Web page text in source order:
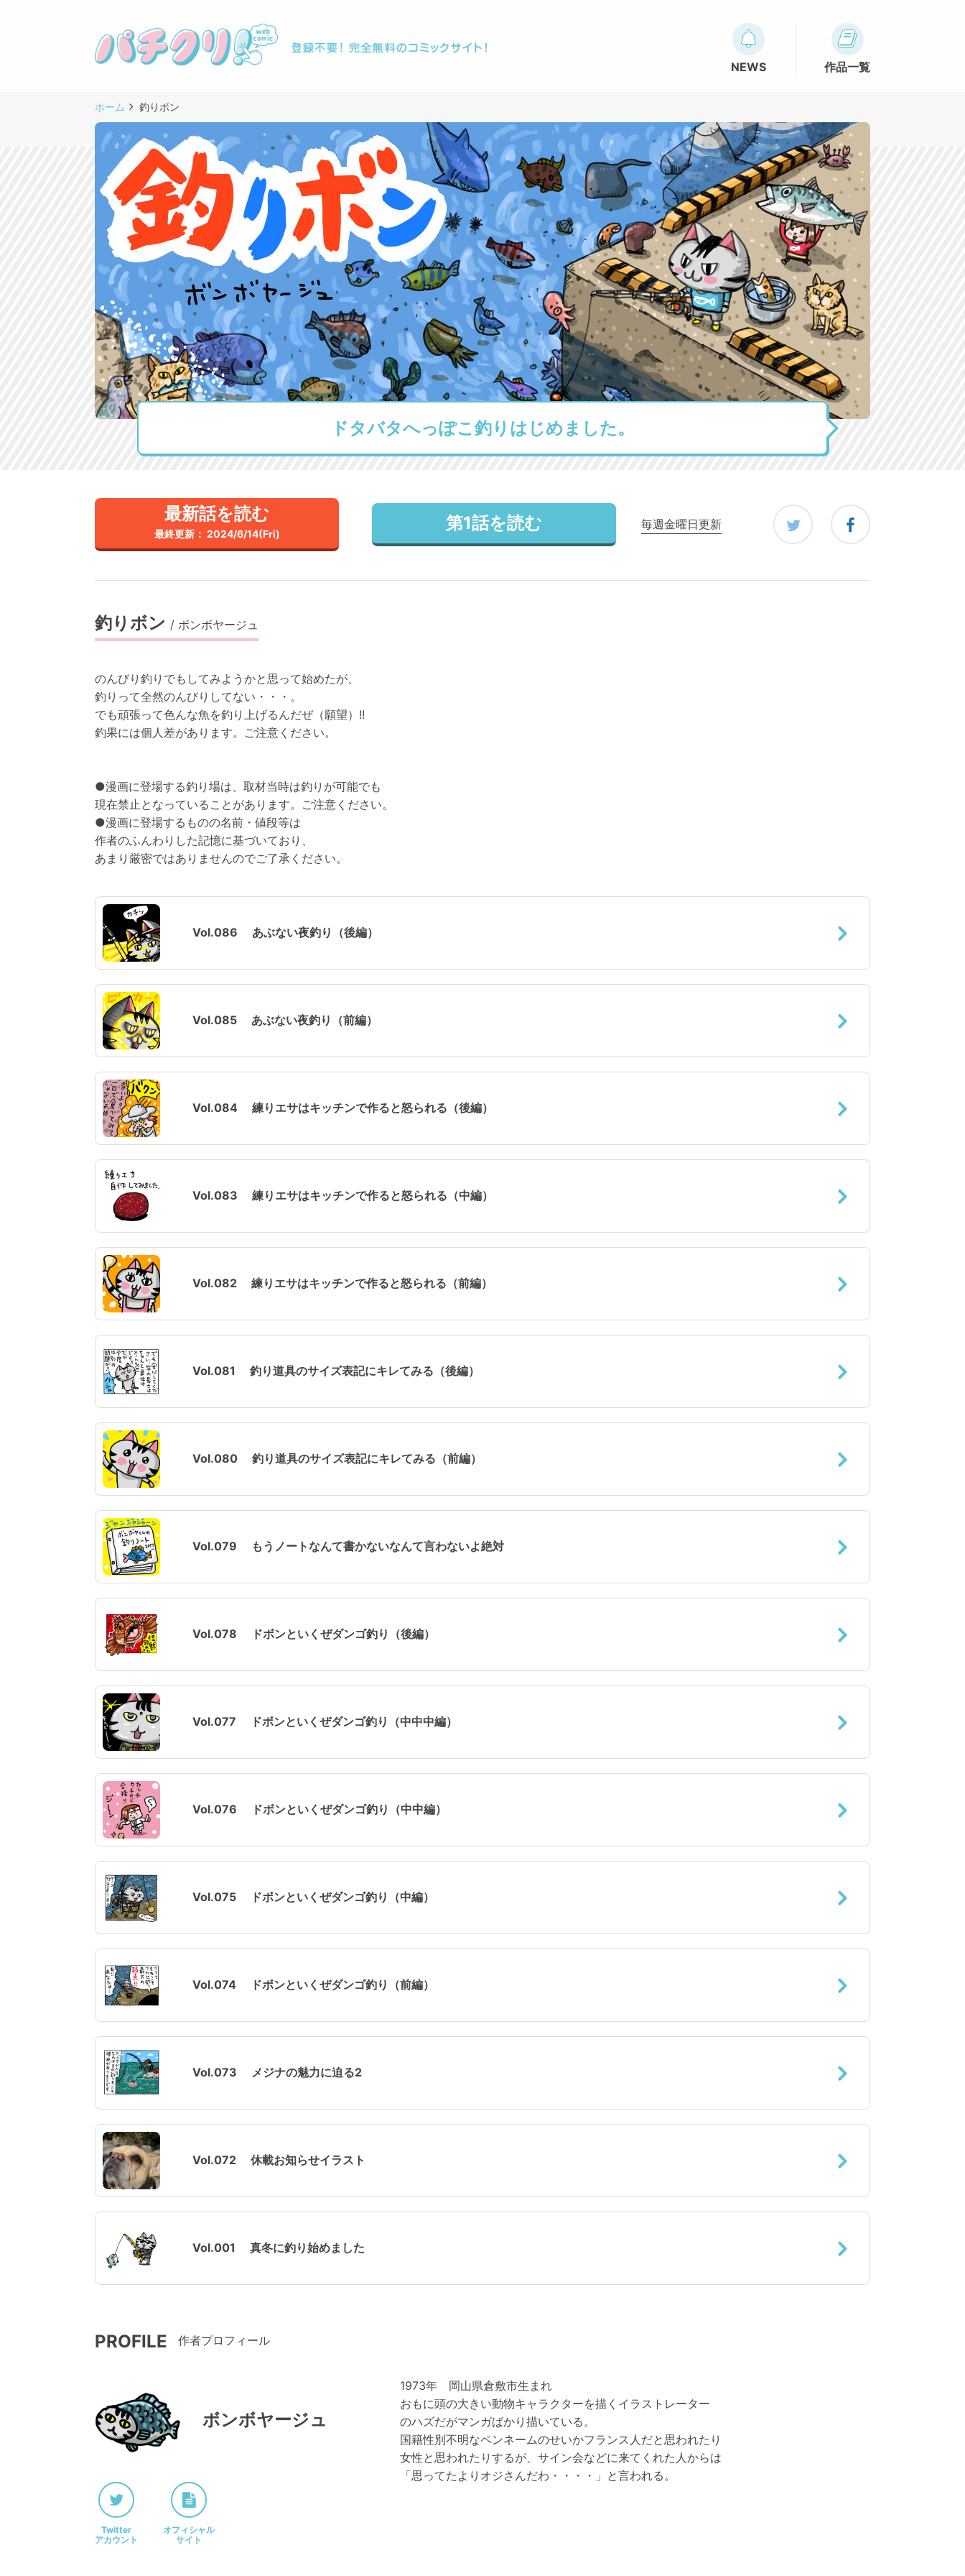
NEWS 作品一覧
ホーム 釣りボン
ドタバタへっぽこ釣りはじめました。
最新話を読む
最終更新： 2024/6/14(Fri)
第1話を読む 毎週金曜日更新
釣りボン / ボンボヤージュ
のんびり釣りでもしてみようかと思って始めたが、
釣りって全然のんびりしてない・・・。
でも頑張って色んな魚を釣り上げるんだぜ（願望）!!
釣果には個人差があります。ご注意ください。
●漫画に登場する釣り場は、取材当時は釣りが可能でも
現在禁止となっていることがあります。ご注意ください。
●漫画に登場するものの名前・値段等は
作者のふんわりした記憶に基づいており、
あまり厳密ではありませんのでご了承ください。
Vol.086 あぶない夜釣り（後編）
Vol.085 あぶない夜釣り（前編）
Vol.084 練りエサはキッチンで作ると怒られる（後編）
Vol.083 練りエサはキッチンで作ると怒られる（中編）
Vol.082 練りエサはキッチンで作ると怒られる（前編）
Vol.081 釣り道具のサイズ表記にキレてみる（後編）
Vol.080 釣り道具のサイズ表記にキレてみる（前編）
Vol.079 もうノートなんて書かないなんて言わないよ絶対
Vol.078 ドボンといくぜダンゴ釣り（後編）
Vol.077 ドボンといくぜダンゴ釣り（中中中編）
Vol.076 ドボンといくぜダンゴ釣り（中中編）
Vol.075 ドボンといくぜダンゴ釣り（中編）
Vol.074 ドボンといくぜダンゴ釣り（前編）
Vol.073 メジナの魅力に迫る2
Vol.072 休載お知らせイラスト
Vol.001 真冬に釣り始めました
PROFILE 作者プロフィール
ボンボヤージュ
1973年 岡山県倉敷市生まれ
おもに頭の大きい動物キャラクターを描くイラストレーター
のハズだがマンガばかり描いている。
国籍性別不明なペンネームのせいかフランス人だと思われたり
女性と思われたりするが、サイン会などに来てくれた人からは
「思ってたよりオジさんだわ・・・・」と言われる。
Twitter
アカウント
オフィシャル
サイト